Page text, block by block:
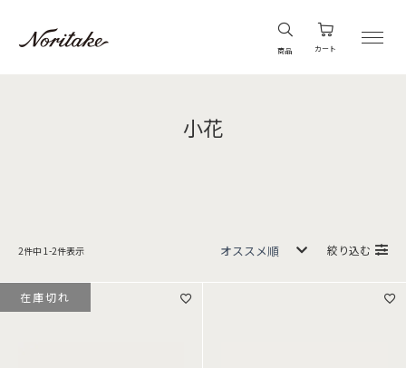
商品 カート
小花
2件中 1 -2件表示 絞り込む
在庫切れ